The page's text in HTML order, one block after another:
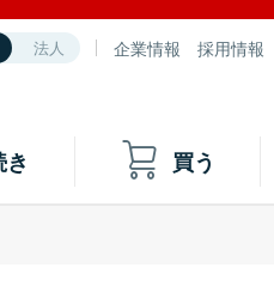
法人 企業情報 採用情報
買う